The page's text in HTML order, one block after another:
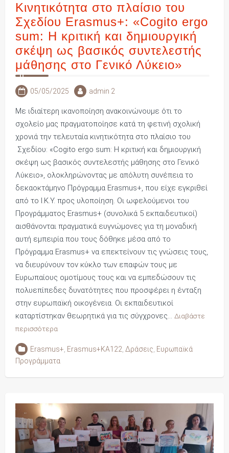
Κινητικότητα στο πλαίσιο του
Σχεδίου Erasmus+: «Cogito ergo
sum: Η κριτική και δημιουργική
σκέψη ως βασικός συντελεστής
μάθησης στο Γενικό Λύκειο»
05/05/2025 admin 2
Με ιδιαίτερη ικανοποίηση ανακοινώνουμε ότι το
σχολείο μας πραγματοποίησε κατά τη φετινή σχολική
χρονιά την τελευταία κινητικότητα στο πλαίσιο του
Σχεδίου: «Cogito ergo sum: Η κριτική και δημιουργική
σκέψη ως βασικός συντελεστής μάθησης στο Γενικό
Λύκειο», ολοκληρώνοντας με απόλυτη συνέπεια το
δεκαοκτάμηνο Πρόγραμμα Erasmus+, που είχε εγκριθεί
από το Ι.Κ.Υ. προς υλοποίηση. Οι ωφελούμενοι του
Προγράμματος Erasmus+ (συνολικά 5 εκπαιδευτικοί)
αισθάνονται πραγματικά ευγνώμονες για τη μοναδική
αυτή εμπειρία που τους δόθηκε μέσα από το
Πρόγραμμα Erasmus+ να επεκτείνουν τις γνώσεις τους,
να διευρύνουν τον κύκλο των επαφών τους με
Ευρωπαίους ομοτίμους τους και να εμπεδώσουν τις
πολυεπίπεδες δυνατότητες που προσφέρει η ένταξη
στην ευρωπαϊκή οικογένεια. Οι εκπαιδευτικοί
καταρτίστηκαν θεωρητικά για τις σύγχρονες… Διαβάστε
περισσότερα
Erasmus+, Erasmus+KA122, Δράσεις, Ευρωπαϊκά
Προγράμματα